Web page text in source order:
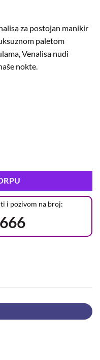
za postojan manikir
paletom
Venalisa nudi
nokte.
i pozivom na broj: